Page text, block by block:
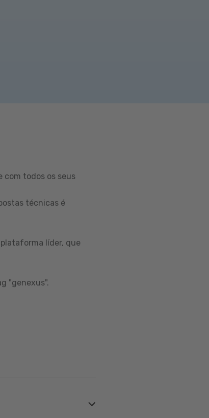
com todos os seus
técnicas é
líder, que
"genexus".